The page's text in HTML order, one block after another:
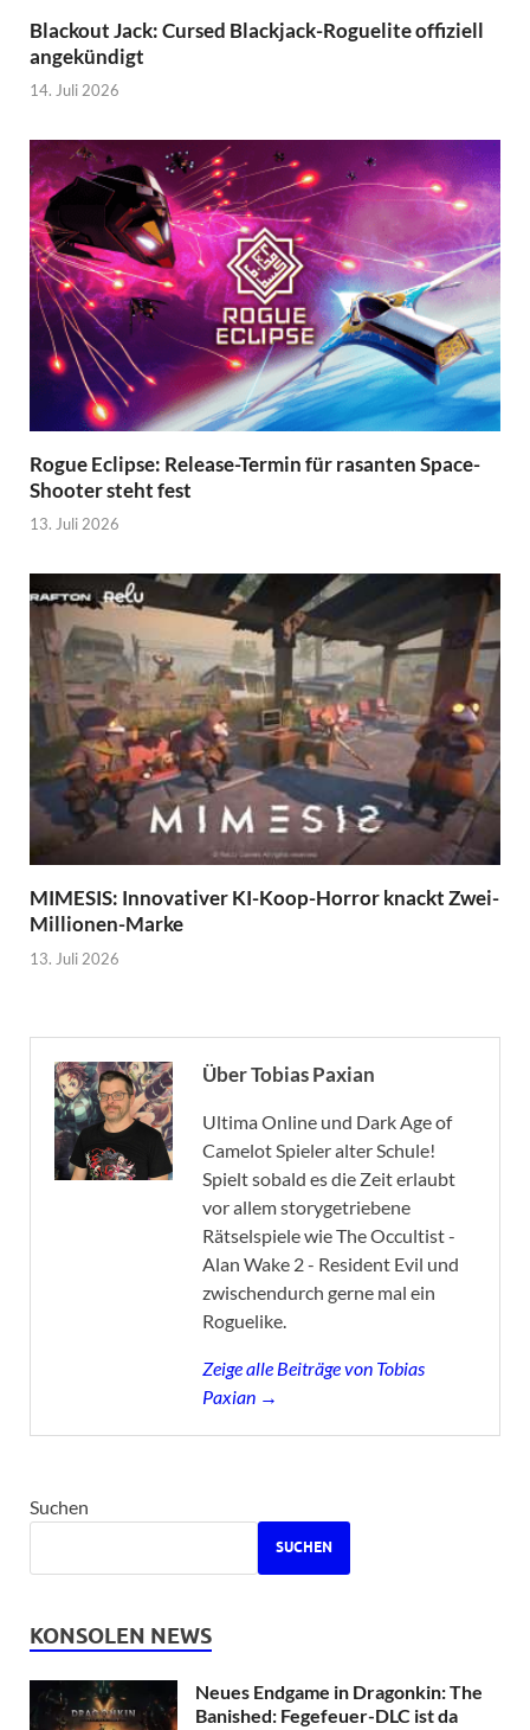
Blackout Jack: Cursed Blackjack-Roguelite offiziell
angekündigt
14. Juli 2026
Rogue Eclipse: Release-Termin für rasanten Space-
Shooter steht fest
13. Juli 2026
MIMESIS: Innovativer KI-Koop-Horror knackt Zwei-
Millionen-Marke
13. Juli 2026
Über Tobias Paxian
Ultima Online und Dark Age of
Camelot Spieler alter Schule!
Spielt sobald es die Zeit erlaubt
vor allem storygetriebene
Rätselspiele wie The Occultist -
Alan Wake 2 - Resident Evil und
zwischendurch gerne mal ein
Roguelike.
Zeige alle Beiträge von Tobias
Paxian →
Suchen
SUCHEN
KONSOLEN NEWS
Neues Endgame in Dragonkin: The
Banished: Fegefeuer-DLC ist da